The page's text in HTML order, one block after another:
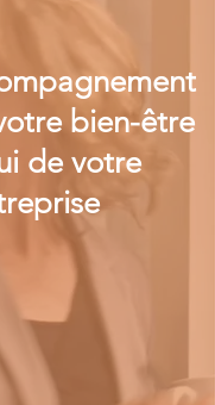
bien-être
de votre